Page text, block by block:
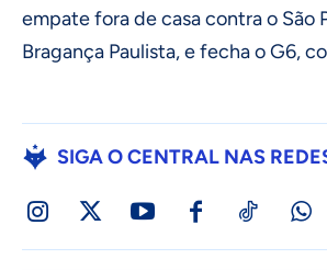
empate fora de casa contra o São
Bragança Paulista, e fecha o G6,
SIGA O CENTRAL NAS